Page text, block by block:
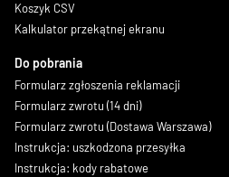
Koszyk CSV
Kalkulator przekątnej ekranu
Do pobrania
Formularz zgłoszenia reklamacji
Formularz zwrotu (14 dni)
Formularz zwrotu (Dostawa Warszawa)
Instrukcja: uszkodzona przesyłka
Instrukcja: kody rabatowe